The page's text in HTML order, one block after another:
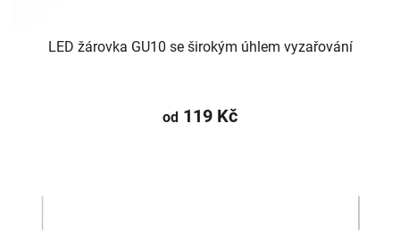
LED žárovka GU10 se širokým úhlem vyzařování
od 119 Kč